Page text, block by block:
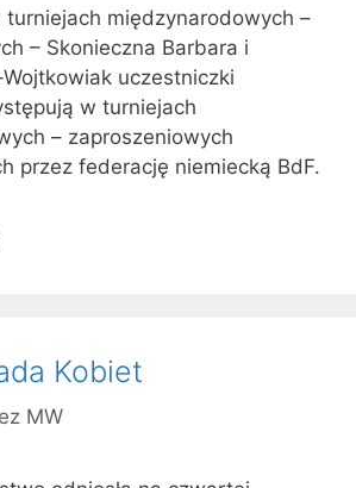
turniejach międzynarodowych –
– Skonieczna Barbara i
uczestniczki
w turniejach
– zaproszeniowych
przez federację niemiecką BdF.
Kobiet
MW